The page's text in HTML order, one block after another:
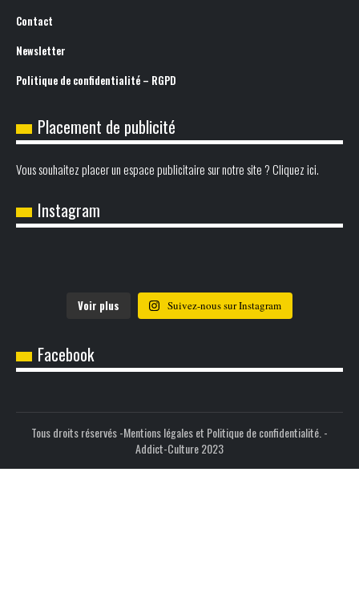
Contact
Newsletter
Politique de confidentialité – RGPD
Placement de publicité
Vous souhaitez placer un espace publicitaire sur notre site ? Cliquez ici.
Instagram
Voir plus Suivez-nous sur Instagram
Facebook
Tous droits réservés -Mentions légales et Politique de confidentialité. -
Addict-Culture 2023